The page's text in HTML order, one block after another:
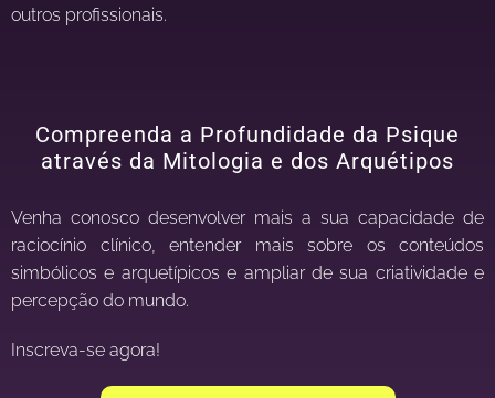
outros profissionais.
Compreenda a Profundidade da Psique
através da Mitologia e dos Arquétipos
Venha conosco desenvolver mais a sua capacidade de
raciocínio clínico, entender mais sobre os conteúdos
simbólicos e arquetípicos e ampliar de sua criatividade e
percepção do mundo.
Inscreva-se agora!